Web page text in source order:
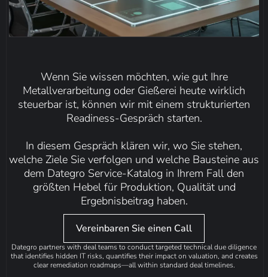
Wenn Sie wissen möchten, wie gut Ihre
Metallverarbeitung oder Gießerei heute wirklich
steuerbar ist, können wir mit einem strukturierten
Readiness-Gespräch starten.
In diesem Gespräch klären wir, wo Sie stehen,
welche Ziele Sie verfolgen und welche Bausteine aus
dem Dategro Service-Katalog in Ihrem Fall den
größten Hebel für Produktion, Qualität und
Ergebnisbeitrag haben.
Vereinbaren Sie einen Call
Dategro partners with deal teams to conduct targeted technical due diligence
that identifies hidden IT risks, quantifies their impact on valuation, and creates
clear remediation roadmaps—all within standard deal timelines.